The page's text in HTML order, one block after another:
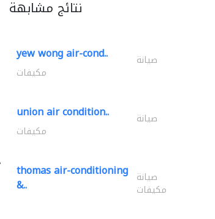
نتائج مشابهة
yew wong air-cond.. صيانة
مكيفات
union air condition.. صيانة
مكيفات
thomas air-conditioning
&.. صيانة
مكيفات